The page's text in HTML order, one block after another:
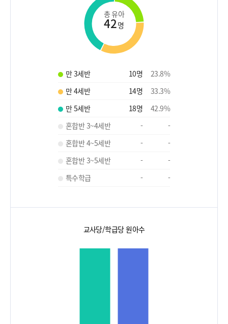
총 유아
42명
만 3세반 10명 23.8%
만 4세반
14명 33.3%
만 5세반
18명 42.9%
혼합반 3~4세반
-
-
혼합반 4~5세반
-
-
혼합반 3~5세반
-
-
특수학급
- -
교사당/학급당 원아수